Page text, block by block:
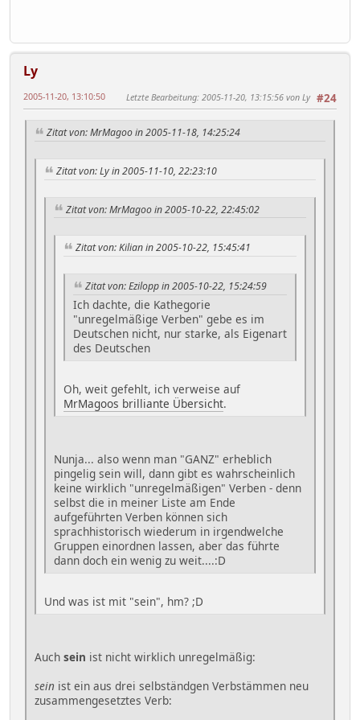
Ly
#24
2005-11-20, 13:10:50 Letzte Bearbeitung: 2005-11-20, 13:15:56 von Ly
Zitat von: MrMagoo in 2005-11-18, 14:25:24
Zitat von: Ly in 2005-11-10, 22:23:10
Zitat von: MrMagoo in 2005-10-22, 22:45:02
Zitat von: Kilian in 2005-10-22, 15:45:41
Zitat von: Ezilopp in 2005-10-22, 15:24:59
Ich dachte, die Kathegorie
"unregelmäßige Verben" gebe es im
Deutschen nicht, nur starke, als Eigenart
des Deutschen
Oh, weit gefehlt, ich verweise auf
MrMagoos brilliante Übersicht.
Nunja... also wenn man "GANZ" erheblich
pingelig sein will, dann gibt es wahrscheinlich
keine wirklich "unregelmäßigen" Verben - denn
selbst die in meiner Liste am Ende
aufgeführten Verben können sich
sprachhistorisch wiederum in irgendwelche
Gruppen einordnen lassen, aber das führte
dann doch ein wenig zu weit....:D
Und was ist mit "sein", hm? ;D
Auch sein ist nicht wirklich unregelmäßig:
sein ist ein aus drei selbständgen Verbstämmen neu
zusammengesetztes Verb: